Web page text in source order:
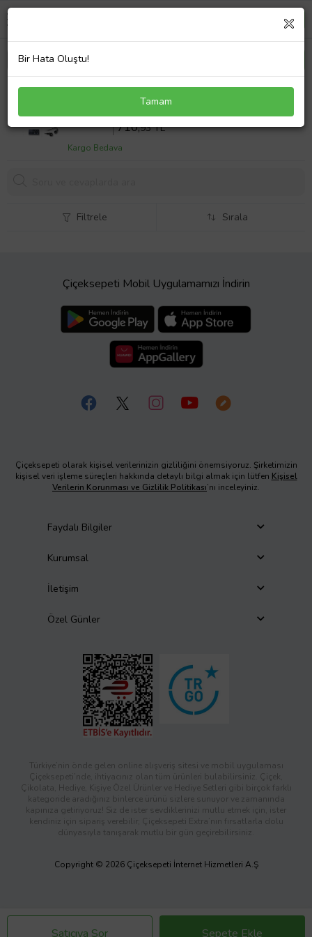
Toshiba Dynabook Satellite A105-S4092 Notebook
Adaptör Laptop Şarj V1
Sepette %10 İndirim
710,93 TL
Kargo Bedava
Satıcıya Sor Sepete Ekle
Filtrele Sırala
Çiçeksepeti Mobil Uygulamamızı İndirin
Çiçeksepeti olarak kişisel verilerinizin gizliliğini önemsiyoruz. Şirketimizin
kişisel veri işleme süreçleri hakkında detaylı bilgi almak için lütfen Kişisel
Verilerin Korunması ve Gizlilik Politikası’nı inceleyiniz.
Faydalı Bilgiler
Kurumsal
İletişim
Özel Günler
Türkiye’nin önde gelen online alışveriş sitesi ve mobil uygulaması
Çiçeksepeti’nde, ihtiyacınız olan tüm ürünleri bulabilirsiniz. Çiçek,
Çikolata, Hediye, Kişiye Özel Ürünler ve Hediye Setleri gibi birçok farklı
kategoride aradığınız binlerce ürünü sizlere sunuyor ve zamanında
kapınıza getiriyoruz! Siz de ister sevdiklerinizi mutlu etmek için, ister
kendiniz için sipariş verebilir; Çiçeksepeti Extra’nın fırsatlarla dolu
dünyasıyla tanışarak mutlu bir gün geçirebilirsiniz.
Copyright © 2026 Çiçeksepeti İnternet Hizmetleri A.Ş
Bir Hata Oluştu!
Tamam